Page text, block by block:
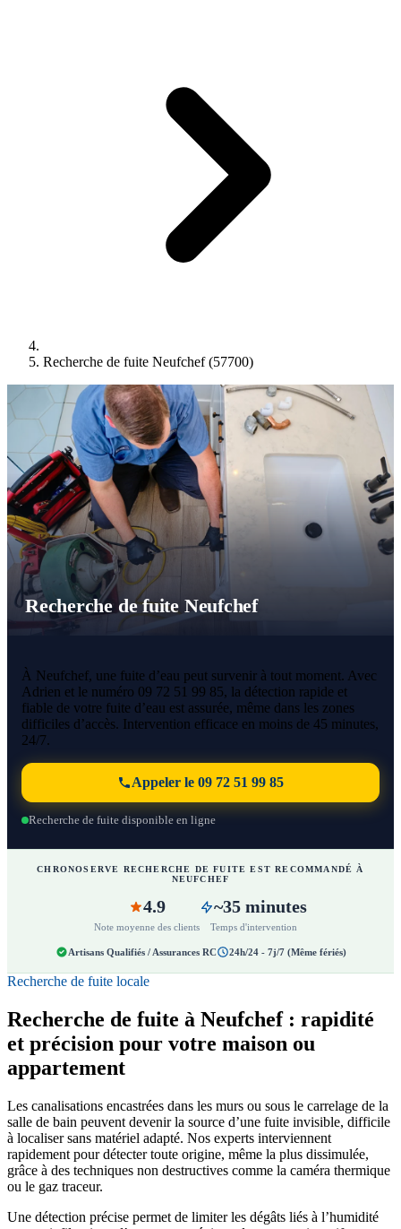
Recherche de fuite Neufchef (57700)
Recherche de fuite Neufchef
À Neufchef, une fuite d’eau peut survenir à tout moment. Avec
Adrien et le numéro 09 72 51 99 85, la détection rapide et
fiable de votre fuite d’eau est assurée, même dans les zones
difficiles d’accès. Intervention efficace en moins de 45 minutes,
24/7.
Appeler le 09 72 51 99 85
Recherche de fuite disponible en ligne
CHRONOSERVE RECHERCHE DE FUITE EST RECOMMANDÉ À
NEUFCHEF
4.9
Note moyenne des clients
~35 minutes
Temps d'intervention
Artisans Qualifiés / Assurances RC 24h/24 - 7j/7 (Même fériés)
Recherche de fuite locale
Recherche de fuite à Neufchef : rapidité
et précision pour votre maison ou
appartement
Les canalisations encastrées dans les murs ou sous le carrelage de la
salle de bain peuvent devenir la source d’une fuite invisible, difficile
à localiser sans matériel adapté. Nos experts interviennent
rapidement pour détecter toute origine, même la plus dissimulée,
grâce à des techniques non destructives comme la caméra thermique
ou le gaz traceur.
Une détection précise permet de limiter les dégâts liés à l’humidité